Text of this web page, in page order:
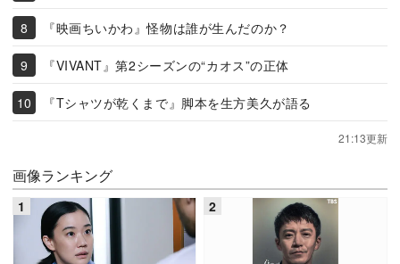
『映画ちいかわ』怪物は誰が生んだのか？
『VIVANT』第2シーズンの“カオス”の正体
『Tシャツが乾くまで』脚本を生方美久が語る
21:13更新
画像ランキング